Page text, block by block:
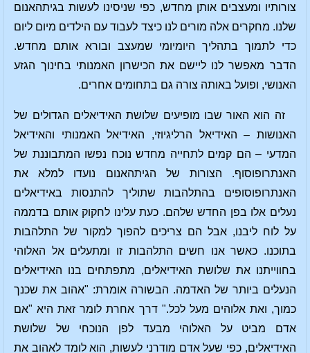
צורותיו ומעצבים אותן מחדש, כפי שניסינו לעשות בגיתהאנום
שלנו. מחקרים אלה מורים לנו כיצד לעבוד עם הילדים מיום ליום
כדי לתמוך בתהליך היומיומי שמעצב ובורא אותם מחדש.
הדבר מאפשר לנו ליישם את הכישרון האמנותי בחינוך הגזע
האנושי, ופועל באותה צורה גם בתחומים אחרים.
זה הוא האור שבו מופיעים שלושת האידיאלים הגדולים של
האנושות – האידיאל הרליגיוזי, האידיאל האמנותי והאידיאל
המדעי – הם קמים לתחייה מחדש נוכח נפשו המתבוננת של
האנתרופוסוף. הצורות של הגיתהאנום נועדו למלא את
האנתרופוסופים בהתלהבות שתוליך להתנסות באידיאלים
נעלים אלו בפן החדש שלהם. כעת עלינו לחקוק אותם בדממה
על לוח ליבנו, אבל הם צריכים להפוך למקור של התלהבות
בתוכנו. כאשר אנו חשים התלהבות זו ומתעלים אל האלוהי
בחווייתנו את שלושת האידיאלים, מתפתחים בנו האידיאלים
הנעלים ביותר של האדמה. הבשורה אומרת: "אהוב את שכנך
כמוך, ואת אלוהים מעל לכל." דרך אחרת לומר זאת היא "אם
אדם מביט על האלוהי מבעד לפן הנוכחי של שלושת
האידיאלים, כפי שעל אדם מודרני לעשות, הוא לומד לאהוב את